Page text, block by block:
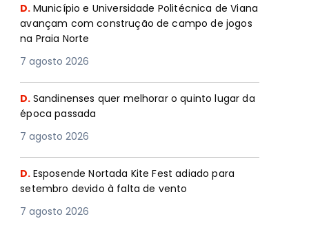
D. Município e Universidade Politécnica de Viana
avançam com construção de campo de jogos
na Praia Norte
7 agosto 2026
D. Sandinenses quer melhorar o quinto lugar da
época passada
7 agosto 2026
D. Esposende Nortada Kite Fest adiado para
setembro devido à falta de vento
7 agosto 2026